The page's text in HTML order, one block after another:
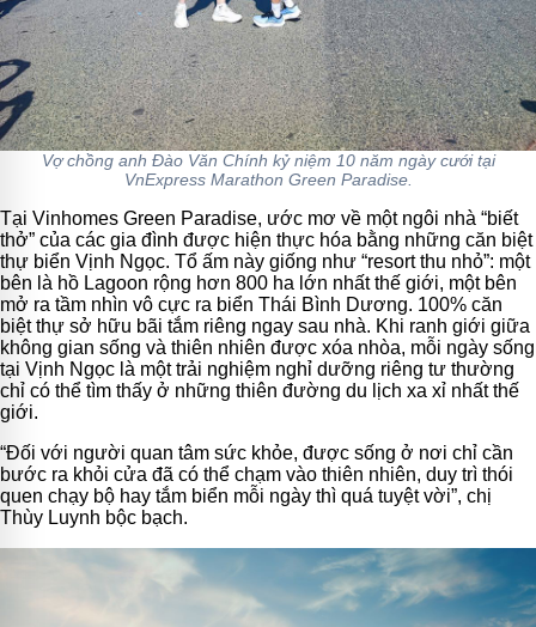
Vợ chồng anh Đào Văn Chính kỷ niệm 10 năm ngày cưới tại
VnExpress Marathon Green Paradise.
Tại Vinhomes Green Paradise, ước mơ về một ngôi nhà “biết
thở” của các gia đình được hiện thực hóa bằng những căn biệt
thự biển Vịnh Ngọc. Tổ ấm này giống như “resort thu nhỏ”: một
bên là hồ Lagoon rộng hơn 800 ha lớn nhất thế giới, một bên
mở ra tầm nhìn vô cực ra biển Thái Bình Dương. 100% căn
biệt thự sở hữu bãi tắm riêng ngay sau nhà. Khi ranh giới giữa
không gian sống và thiên nhiên được xóa nhòa, mỗi ngày sống
tại Vịnh Ngọc là một trải nghiệm nghỉ dưỡng riêng tư thường
chỉ có thể tìm thấy ở những thiên đường du lịch xa xỉ nhất thế
giới.
“Đối với người quan tâm sức khỏe, được sống ở nơi chỉ cần
bước ra khỏi cửa đã có thể chạm vào thiên nhiên, duy trì thói
quen chạy bộ hay tắm biển mỗi ngày thì quá tuyệt vời”, chị
Thùy Luynh bộc bạch.